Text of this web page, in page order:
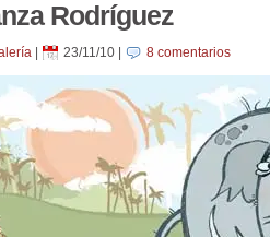
Rodríguez
| 23/11/10| 8 comentarios